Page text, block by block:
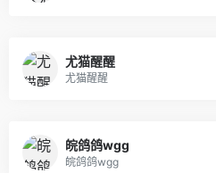
尤猫醒醒
尤猫醒醒
皖鸽鸽wgg
皖鸽鸽wgg